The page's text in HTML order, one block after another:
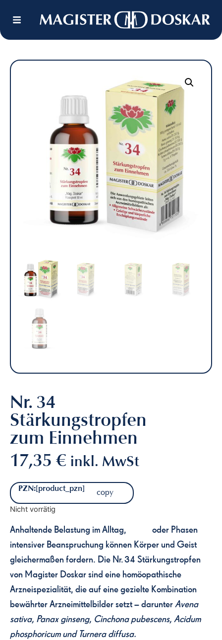
Homöopathie
Nr. 34
Stärkungstropfen
zum Einnehmen
17,35€ inkl. MwSt
PZN: [product_pzn] copy
Nicht vorrätig
Anhaltende Belastung im Alltag,
oder Phasen
intensiver Beanspruchung können Körper und Geist
gleichermaßen fordern. Die Nr. 34 Stärkungstropfen
von Magister Doskar sind eine homöopathische
Arzneispezialität, die auf eine gezielte Kombination
bewährter Arzneimittelbilder setzt – darunterAvena
sativa, Panax ginseng, Cinchona pubescens, Acidum
phosphoricum und Turnera diffusa.